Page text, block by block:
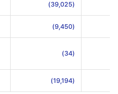
(39,025)
(9,450)
(34)
(19,194)